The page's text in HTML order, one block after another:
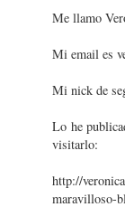
Me llamo
Mi email es
Mi nick de
Lo he
visitarlo:
http://
maravilloso-